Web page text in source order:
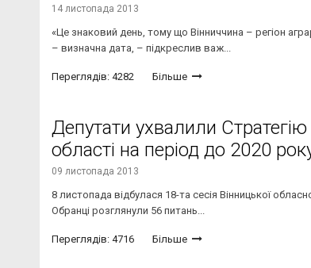
14 листопада 2013
«Це знаковий день, тому що Вінниччина – регіон
– визначна дата, – підкреслив важ...
Переглядів: 4282 Більше
Депутати ухвалили Стратегію
області на період до 2020
09 листопада 2013
8 листопада відбулася 18-та сесія Вінницької
Обранці розглянули 56 питань...
Переглядів: 4716 Більше